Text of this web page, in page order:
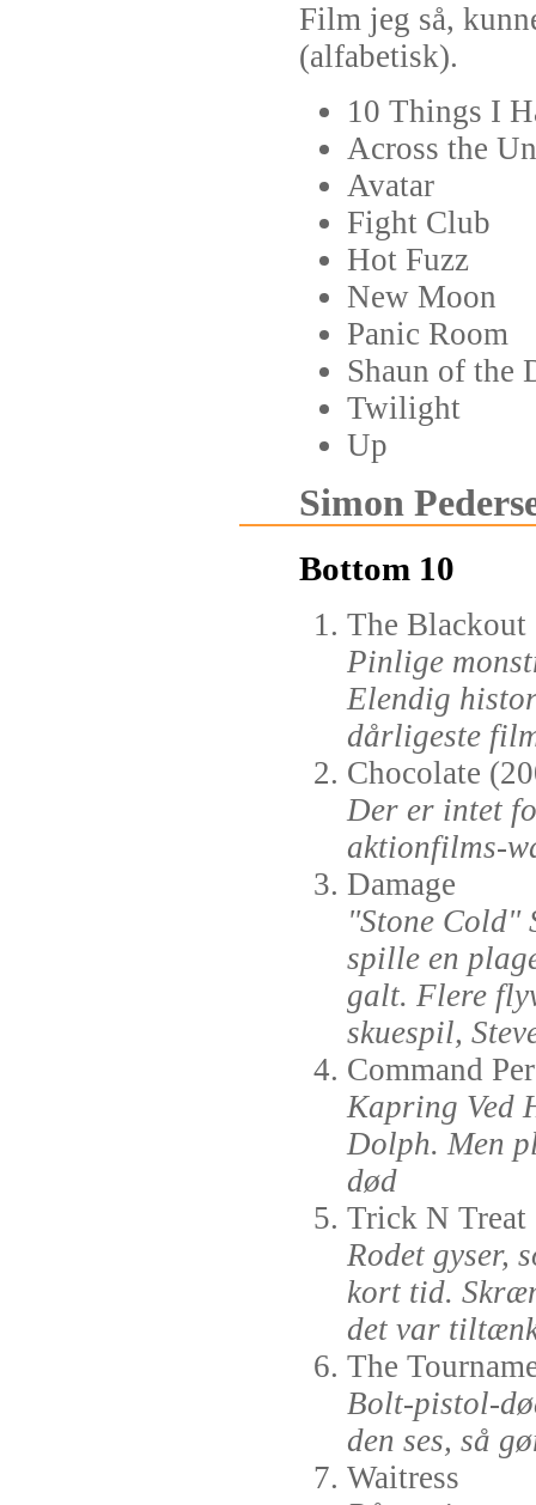
Film jeg så,
(alfabetisk).
10 Things I
Across the
Avatar
Fight Club
Hot Fuzz
New Moon
Panic Room
Shaun of the
Twilight
Up
Simon
Bottom 10
The Blackout
Pinlige
Elendig
dårligeste
Chocolate
Der er intet
aktionfilms-
Damage
"Stone Cold"
spille en
galt. Flere
skuespil,
Command
Kapring Ved
Dolph. Men
død
Trick N Treat
Rodet gyser,
kort tid.
det var
The
Bolt-pistol-
den ses, så
Waitress